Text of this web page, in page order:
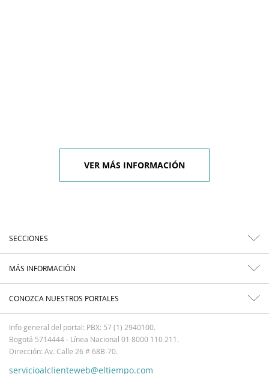
VER MÁS INFORMACIÓN
SECCIONES
MÁS INFORMACIÓN
CONOZCA NUESTROS PORTALES
Info general del portal: PBX: 57 (1) 2940100.
Bogotá 5714444 - Línea Nacional 01 8000 110 211.
Dirección: Av. Calle 26 # 68B-70.
servicioalclienteweb@eltiempo.com